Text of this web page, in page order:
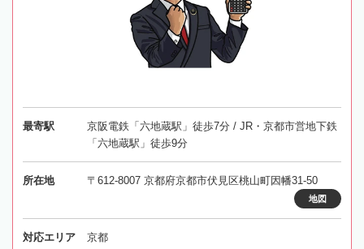
最寄駅
京阪電鉄「六地蔵駅」徒歩7分 / JR・京都市営地下鉄
「六地蔵駅」徒歩9分
所在地 〒612-8007 京都府京都市伏見区桃山町因幡31-50
地図
対応エリア 京都